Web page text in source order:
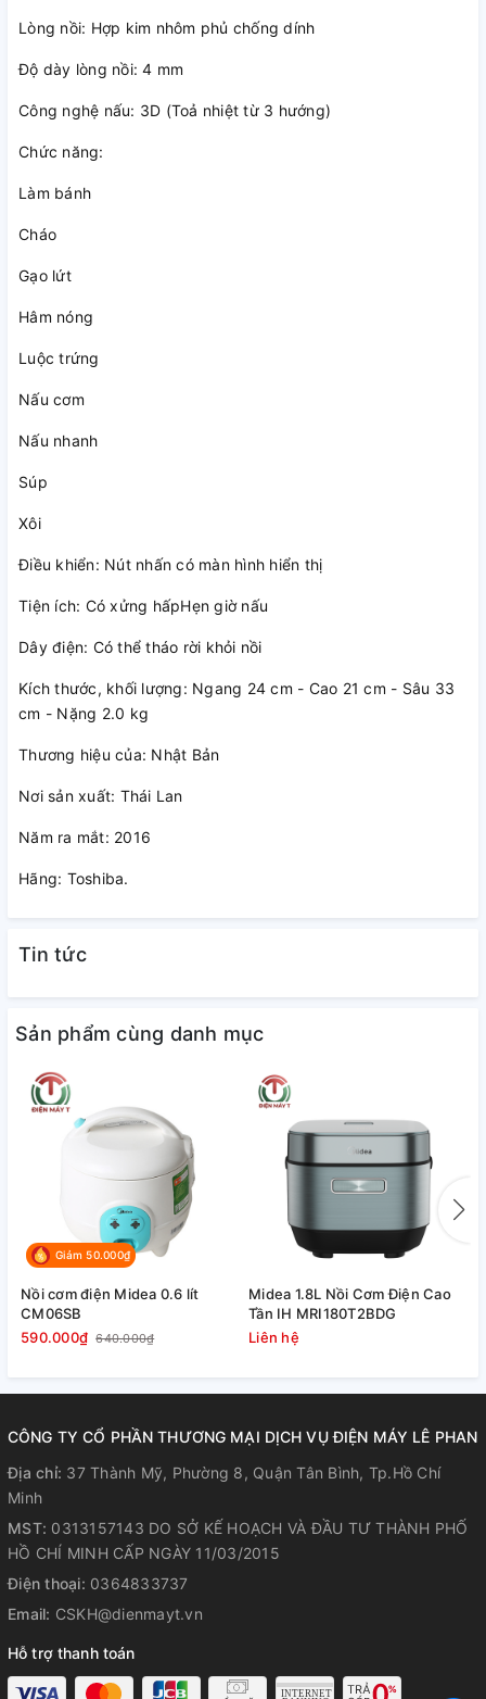
Bảng điều khiển điện tử, màn hình
hiển thị LCD rõ ràng, tiện theo dõi,
dễ thao tác
Nhiều chức năng nấu tự động
Như nấu cơm trắng, lên men, làm bánh, nấu nhanh, hấp, súp,
luộc trứng… và chế độ hẹn giờ nấu, giữ ấm lên đến 30 tiếng
cơm gia đình mỗi ngày.
kim nhôm tráng men chống
dính bền bỉ
An toàn cho sức khỏe, dễ làm sạch. Đáy nồi thiết kế tròn
bầu, truyền nhiệt đều, nấu cơm chín ngon, tơi xốp hơn.
Nấu cơm với công nghệ 3D giúp
cơm chín nhanh, tiết kiệm điện
năng tốt và gia tăng chất lượng
cơm
Lòng nồi: Hợp kim nhôm phủ chống dính
Độ dày lòng nồi: 4 mm
Công nghệ nấu: 3D (Toả nhiệt từ 3 hướng)
Chức năng:
Làm bánh
Cháo
Gạo lứt
Hâm nóng
Luộc trứng
Nấu cơm
Nấu nhanh
Súp
Xôi
Điều khiển: Nút nhấn có màn hình hiển thị
Tiện ích: Có xửng hấpHẹn giờ nấu
Dây điện: Có thể tháo rời khỏi nồi
Kích thước, khối lượng: Ngang 24 cm - Cao 21 cm - Sâu 33
cm - Nặng 2.0 kg
Thương hiệu của: Nhật Bản
Nơi sản xuất: Thái Lan
Năm ra mắt: 2016
Hãng: Toshiba.
Tin tức
Sản phẩm cùng danh mục
Giảm 50.000₫
Nồi cơm điện Midea 0.6 lít
CM06SB
590.000₫ 640.000₫
Midea 1.8L Nồi Cơm Điện Cao
Tần IH MRI180T2BDG
Liên hệ
CÔNG TY CỔ PHẦN THƯƠNG MẠI DỊCH VỤ ĐIỆN MÁY LÊ PHAN
Địa chỉ: 37 Thành Mỹ, Phường 8, Quận Tân Bình, Tp.Hồ Chí
Minh
MST: 0313157143 DO SỞ KẾ HOẠCH VÀ ĐẦU TƯ THÀNH PHỐ
HỒ CHÍ MINH CẤP NGÀY 11/03/2015
Điện thoại: 0364833737
Email: CSKH@dienmayt.vn
Hỗ trợ thanh toán